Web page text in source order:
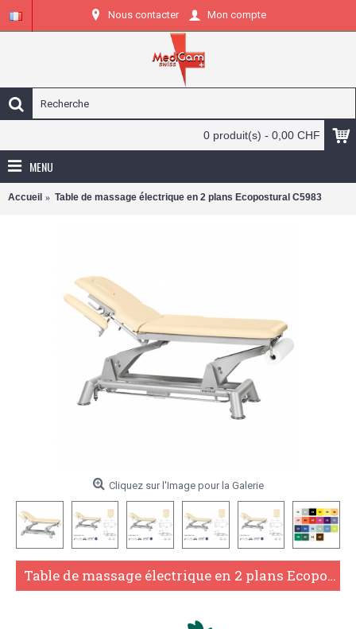
Nous contacter Mon compte
0 produit(s) - 0,00 CHF
MENU
Accueil Table de massage électrique en 2 plans Ecopostural C5983
Cliquez sur l'Image pour la Galerie
Table de massage électrique en 2 plans Ecopostural C5983